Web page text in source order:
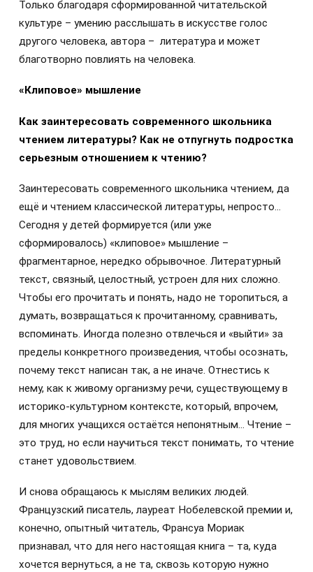
Только благодаря сформированной читательской
культуре – умению расслышать в искусстве голос
другого человека, автора – литература и может
благотворно повлиять на человека.
«Клиповое» мышление
Как заинтересовать современного школьника
чтением литературы? Как не отпугнуть подростка
серьезным отношением к чтению?
Заинтересовать современного школьника чтением, да
ещё и чтением классической литературы, непросто…
Сегодня у детей формируется (или уже
сформировалось) «клиповое» мышление –
фрагментарное, нередко обрывочное. Литературный
текст, связный, целостный, устроен для них сложно.
Чтобы его прочитать и понять, надо не торопиться, а
думать, возвращаться к прочитанному, сравнивать,
вспоминать. Иногда полезно отвлечься и «выйти» за
пределы конкретного произведения, чтобы осознать,
почему текст написан так, а не иначе. Отнестись к
нему, как к живому организму речи, существующему в
историко-культурном контексте, который, впрочем,
для многих учащихся остаётся непонятным… Чтение –
это труд, но если научиться текст понимать, то чтение
станет удовольствием.
И снова обращаюсь к мыслям великих людей.
Французский писатель, лауреат Нобелевской премии и,
конечно, опытный читатель, Франсуа Мориак
признавал, что для него настоящая книга – та, куда
хочется вернуться, а не та, сквозь которую нужно